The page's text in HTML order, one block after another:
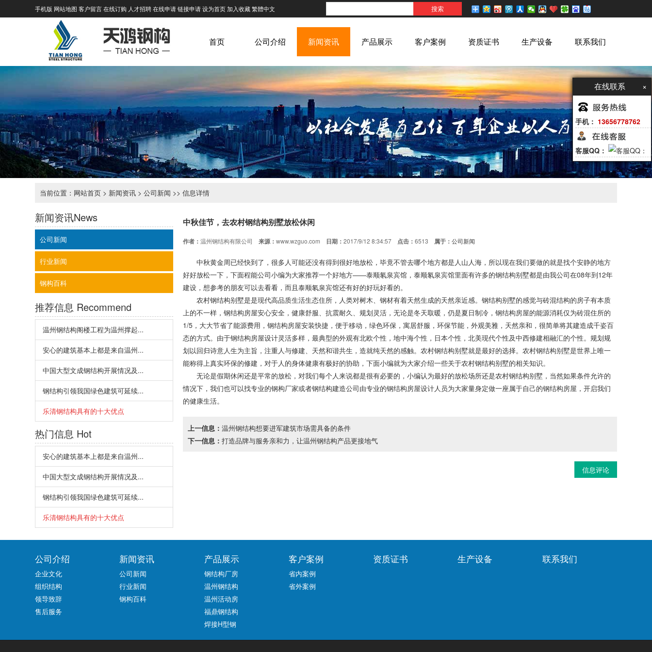
手机版 网站地图 客户留言在线订购 人才招聘在线申请链接申请设为首页加入收藏繁體中文
联系我们
生产设备
资质证书
客户案例
产品展示
新闻资讯
公司介绍
首页
当前位置： 网站首页 > 新闻资讯 > 公司新闻 >> 信息详情
新闻资讯News
公司新闻
行业新闻
钢构百科
推荐信息 Recommend
温州钢结构阁楼工程为温州撑起...
安心的建筑基本上都是来自温州...
中国大型文成钢结构开展情况及...
钢结构引领我国绿色建筑可延续...
乐清钢结构具有的十大优点
热门信息 Hot
安心的建筑基本上都是来自温州...
中国大型文成钢结构开展情况及...
钢结构引领我国绿色建筑可延续...
乐清钢结构具有的十大优点
中秋佳节，去农村钢结构别墅放松休闲
作者： 温州钢结构有限公司 来源： www.wzguo.com 日期： 2017/9/12 8:34:57 点击： 6513 属于： 公司新闻
中秋黄金周已经快到了，很多人可能还没有得到很好地放松，毕竟不管去哪个地方都是人山人海，所以现在我们要做的就是找个安静的地方
好好放松一下，下面程能公司小编为大家推荐一个好地方——泰顺氡泉宾馆，泰顺氡泉宾馆里面有许多的钢结构别墅都是由我公司在08年到12年
建设，想参考的朋友可以去看看，而且泰顺氡泉宾馆还有好的好玩好看的。
农村钢结构别墅是是现代高品质生活生态住所，人类对树木、钢材有着天然生成的天然亲近感。钢结构别墅的感觉与砖混结构的房子有本质
上的不一样，钢结构房屋安心安全，健康舒服、抗震耐久、规划灵活，无论是冬天取暖，仍是夏日制冷，钢结构房屋的能源消耗仅为砖混住所的
1/5 ，大大节省了能源费用，钢结构房屋安装快捷，便于移动，绿色环保，寓居舒服，环保节能，外观美雅，天然亲和，很简单将其建造成千姿百
态的方式。由于钢结构房屋设计灵活多样，最典型的外观有北欧个性，地中海个性，日本个性，北美现代个性及中西修建相融汇的个性。规划规
划以回归诗意人生为主旨，注重人与修建、天然和谐共生，造就纯天然的感触。农村钢结构别墅就是最好的选择。农村钢结构别墅是世界上唯一
能称得上真实环保的修建，对于人的身体健康有极好的协助，下面小编就为大家介绍一些关于农村钢结构别墅的相关知识。
无论是假期休闲还是平常的放松，对我们每个人来说都是很有必要的，小编认为最好的放松场所还是农村钢结构别墅，当然如果条件允许的
情况下，我们也可以找专业的钢构厂家或者钢结构建造公司由专业的钢结构房屋设计人员为大家量身定做一座属于自己的钢结构房屋，开启我们
的健康生活。
上一信息： 温州钢结构想要进军建筑市场需具备的条件
下一信息： 打造品牌与服务亲和力，让温州钢结构产品更接地气
信息评论
公司介绍
企业文化
组织结构
领导致辞
售后服务
新闻资讯
公司新闻
行业新闻
钢构百科
产品展示
钢结构厂房
温州钢结构
温州活动房
福鼎钢结构
焊接H型钢
客户案例
省内案例
省外案例
资质证书 生产设备 联系我们
在线联系 ×
手机： 13656778762
客服QQ：